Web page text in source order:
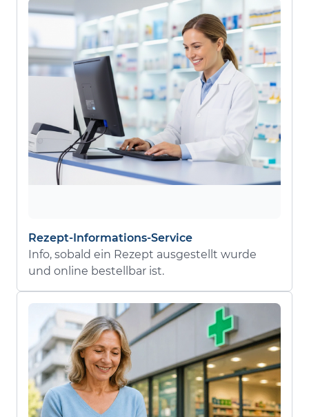
Rezept-Informations-Service
Info, sobald ein Rezept ausgestellt wurde
und online bestellbar ist.